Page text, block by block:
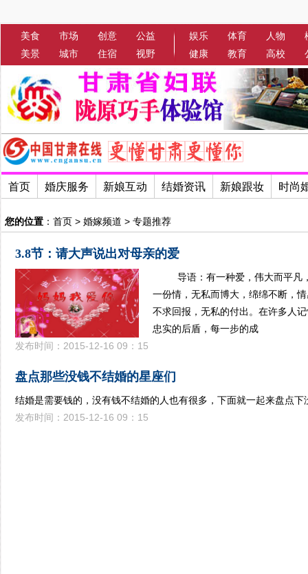
美食 市场 创意
公益
美景
城市 住宿 视野
娱乐 体育 人物
健康
教育 高校
首页 婚庆服务 新娘互动 结婚资讯 新娘跟妆 时尚
您的位置 ： 首页 > 婚嫁频道 > 专题推荐
3.8节：请大声说出对母亲的爱
导语：有一种爱，伟大而平凡
一份情，无私而博大，绵绵不断，
不求回报，无私的付出。在许多人
忠实的后盾，每一步的成
发布时间：2015-12-16 09：15
盘点那些没钱不结婚的星座们
结婚是需要钱的，没有钱不结婚的人也有很多，下面就一起来盘点下
发布时间：2015-12-16 09：15